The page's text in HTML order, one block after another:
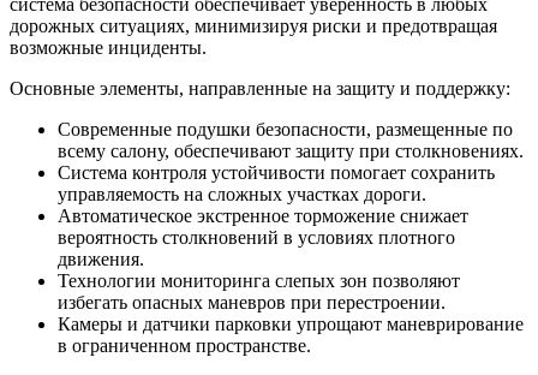
система безопасности обеспечивает уверенность в любых
дорожных ситуациях, минимизируя риски и предотвращая
возможные инциденты.
Основные элементы, направленные на защиту и поддержку:
Современные подушки безопасности, размещенные по
всему салону, обеспечивают защиту при столкновениях.
Система контроля устойчивости помогает сохранить
управляемость на сложных участках дороги.
Автоматическое экстренное торможение снижает
вероятность столкновений в условиях плотного
движения.
Технологии мониторинга слепых зон позволяют
избегать опасных маневров при перестроении.
Камеры и датчики парковки упрощают маневрирование
в ограниченном пространстве.